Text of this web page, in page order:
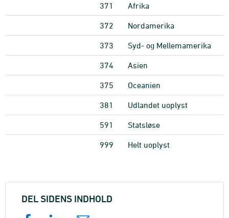
371 Afrika
372 Nordamerika
373 Syd- og Mellemamerika
374 Asien
375 Oceanien
381 Udlandet uoplyst
591 Statsløse
999 Helt uoplyst
DEL SIDENS INDHOLD